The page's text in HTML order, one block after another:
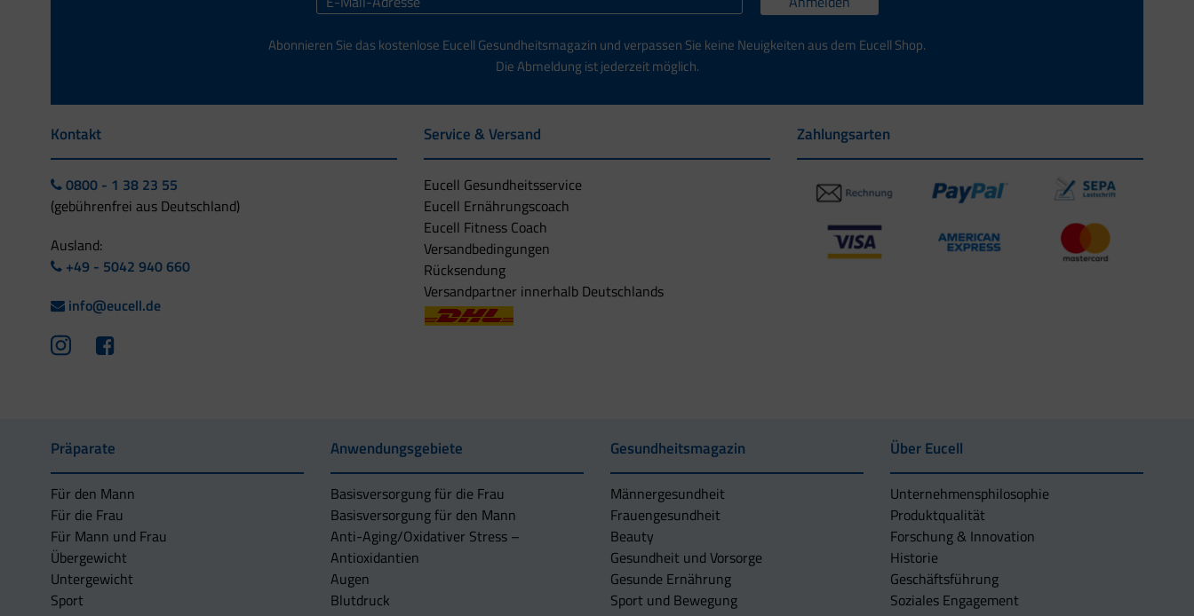
Abonnieren Sie das kostenlose Eucell Gesundheitsmagazin und verpassen Sie keine Neuigkeiten aus dem Eucell Shop.
Die Abmeldung ist jederzeit möglich.
Kontakt
0800 - 1 38 23 55
(gebührenfrei aus Deutschland)
Ausland:
+49 - 5042 940 660
info@eucell.de
Service & Versand
Eucell Gesundheitsservice
Eucell Ernährungscoach
Eucell Fitness Coach
Versandbedingungen
Rücksendung
Versandpartner innerhalb Deutschlands
Zahlungsarten
Präparate
Für den Mann
Für die Frau
Für Mann und Frau
Übergewicht
Untergewicht
Sport
Anwendungsgebiete
Basisversorgung für die Frau
Basisversorgung für den Mann
Anti-Aging/Oxidativer Stress –
Antioxidantien
Augen
Blutdruck
Gesundheitsmagazin
Männergesundheit
Frauengesundheit
Beauty
Gesundheit und Vorsorge
Gesunde Ernährung
Sport und Bewegung
Über Eucell
Unternehmens­philosophie
Produktqualität
Forschung & Innovation
Historie
Geschäftsführung
Soziales Engagement